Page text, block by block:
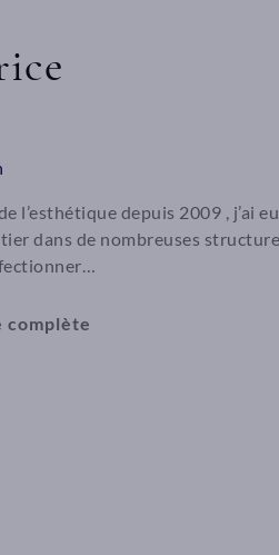
l’esthétique depuis 2009 , j’ai
dans de nombreuses
complète